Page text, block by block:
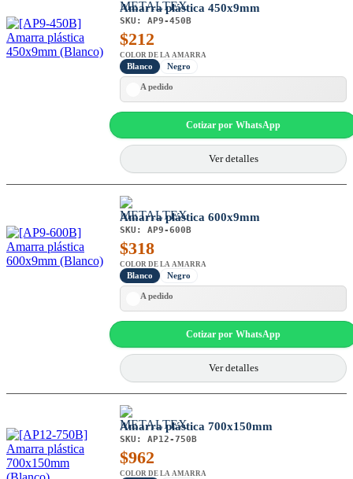
Amarra plástica 450x9mm
SKU: AP9-450B
$212
COLOR DE LA AMARRA
Blanco Negro
A pedido
Cotizar por WhatsApp
Ver detalles
Amarra plástica 600x9mm
SKU: AP9-600B
$318
COLOR DE LA AMARRA
Blanco Negro
A pedido
Cotizar por WhatsApp
Ver detalles
Amarra plástica 700x150mm
SKU: AP12-750B
$962
COLOR DE LA AMARRA